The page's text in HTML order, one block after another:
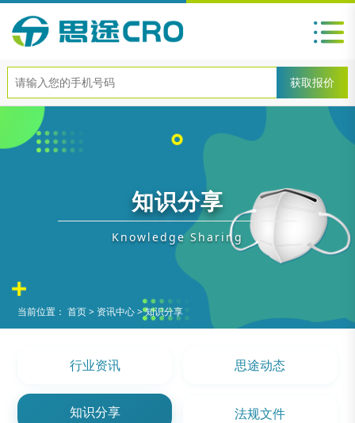
知识分享
Knowledge Sharing
当前位置：首页> 资讯中心>知识分享
行业资讯 思途动态
知识分享 法规文件